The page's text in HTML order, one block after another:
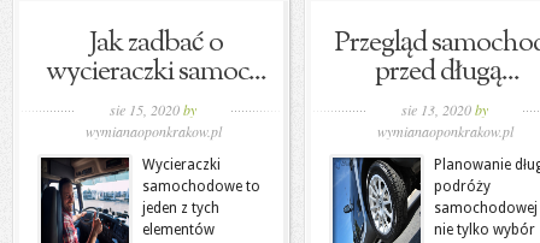
Jak zadbać o
wycieraczki samoc...
sie 15, 2020by
wymianaoponkrakow.pl
Wycieraczki
samochodowe to
jeden z tych
elementów
Przegląd
przed długą...
sie 13, 2020by
wymianaoponkrakow.pl
Planowanie
podróży
nie tylko wybór